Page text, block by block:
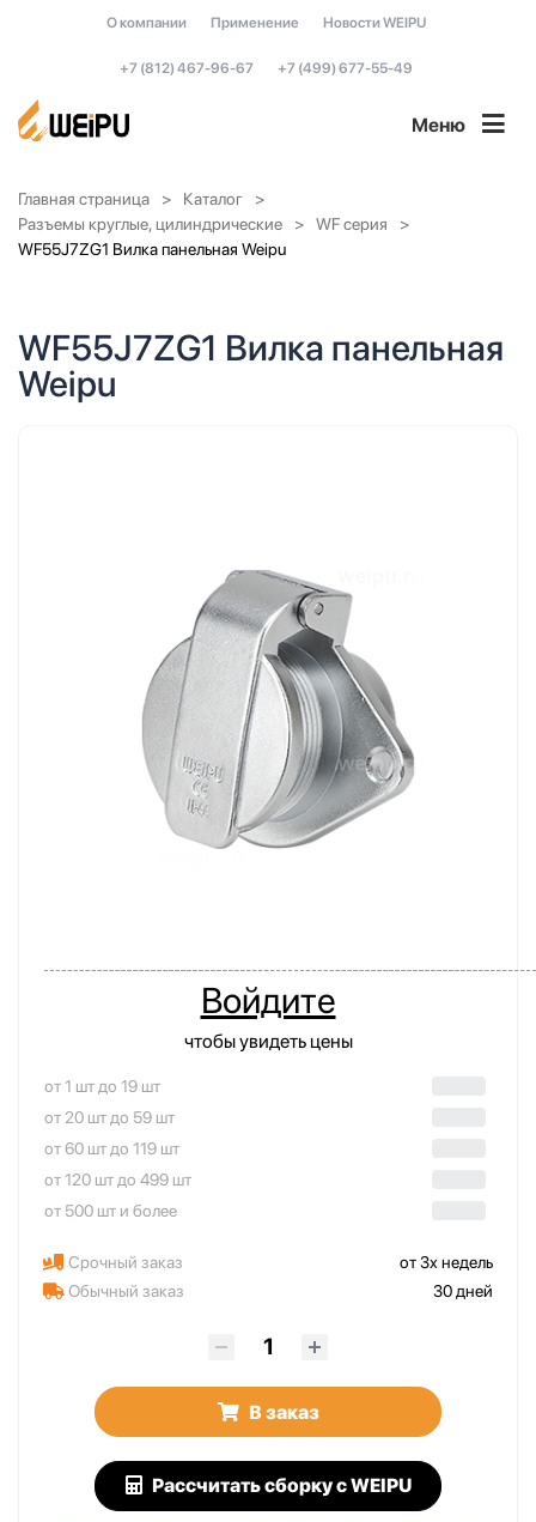
О компании Применение Новости WEIPU
+7 (812) 467-96-67 +7 (499) 677-55-49
Меню
Главная страница
Каталог
Разъемы круглые, цилиндрические
WF серия
WF55J7ZG1 Вилка панельная Weipu
WF55J7ZG1 Вилка панельная
Weipu
Войдите
чтобы увидеть цены
от 1 шт до 19 шт
от 20 шт до 59 шт
от 60 шт до 119 шт
от 120 шт до 499 шт
от 500 шт и более
Срочный заказ
от 3х недель
Обычный заказ
30 дней
В заказ
Рассчитать сборкус WEIPU